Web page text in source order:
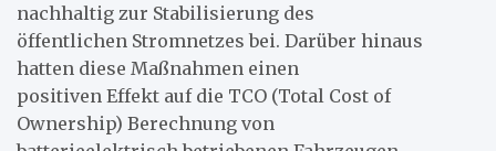
nachhaltig zur Stabilisierung des
öffentlichen Stromnetzes bei. Darüber hinaus
hatten diese Maßnahmen einen
positiven Effekt auf die TCO (Total Cost of
Ownership) Berechnung von